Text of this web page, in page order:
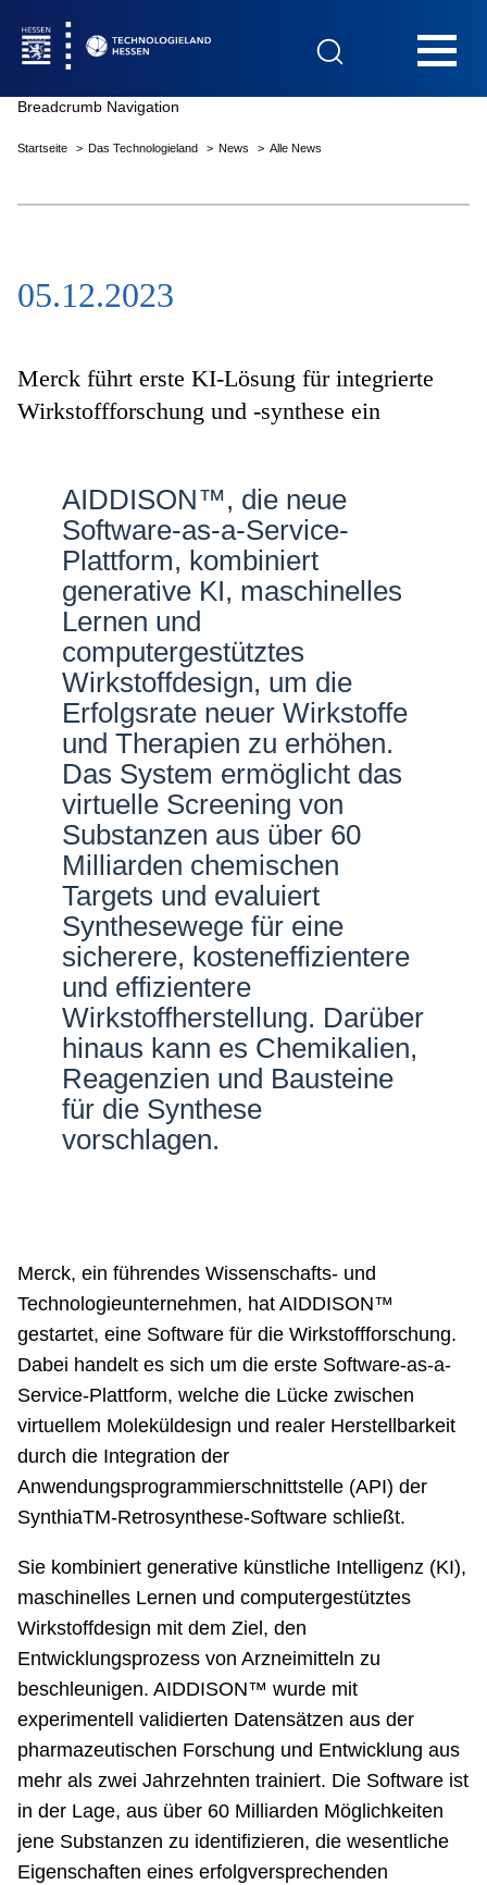
Das Technologieland
Innovationsfelder
Netzwerke
Breadcrumb Navigation
Startseite Das Technologieland News Alle News
05.12.2023
Merck führt erste KI-Lösung für integrierte
Wirkstoffforschung und -synthese ein
AIDDISON™, die neue
Software-as-a-Service-
Plattform, kombiniert
generative KI, maschinelles
Lernen und
computergestütztes
Wirkstoffdesign, um die
Erfolgsrate neuer Wirkstoffe
und Therapien zu erhöhen.
Das System ermöglicht das
virtuelle Screening von
Substanzen aus über 60
Milliarden chemischen
Targets und evaluiert
Synthesewege für eine
sicherere, kosteneffizientere
und effizientere
Wirkstoffherstellung. Darüber
hinaus kann es Chemikalien,
Reagenzien und Bausteine
für die Synthese
vorschlagen.
Merck, ein führendes Wissenschafts- und
Technologieunternehmen, hat AIDDISON™
gestartet, eine Software für die Wirkstoffforschung.
Dabei handelt es sich um die erste Software-as-a-
Service-Plattform, welche die Lücke zwischen
virtuellem Moleküldesign und realer Herstellbarkeit
durch die Integration der
Anwendungsprogrammierschnittstelle (API) der
SynthiaTM-Retrosynthese-Software schließt.
Sie kombiniert generative künstliche Intelligenz (KI),
maschinelles Lernen und computergestütztes
Wirkstoffdesign mit dem Ziel, den
Entwicklungsprozess von Arzneimitteln zu
beschleunigen. AIDDISON™ wurde mit
experimentell validierten Datensätzen aus der
pharmazeutischen Forschung und Entwicklung aus
mehr als zwei Jahrzehnten trainiert. Die Software ist
in der Lage, aus über 60 Milliarden Möglichkeiten
jene Substanzen zu identifizieren, die wesentliche
Eigenschaften eines erfolgversprechenden